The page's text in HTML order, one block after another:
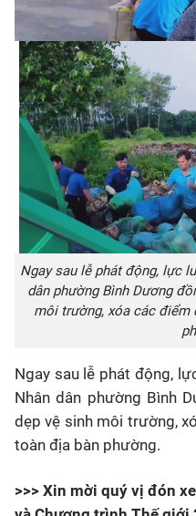
Ngay sau lễ phát động, lực
dân phường Bình Dương
môi trường, xóa các điểm
Ngay sau lễ phát động,
Nhân dân phường Bình
dẹp vệ sinh môi trường,
toàn địa bàn phường.
>>> Xin mời quý vị đón